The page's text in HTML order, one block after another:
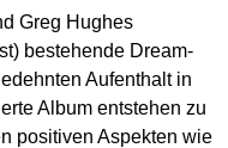
Greg Hughes
bestehende Dream-
Aufenthalt in
Album entstehen zu
positiven Aspekten wie